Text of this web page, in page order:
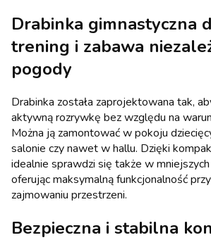
Drabinka gimnastyczna
trening i zabawa
pogody
Drabinka została zaprojektowana tak,
aktywną rozrywkę bez względu na
Można ją zamontować w pokoju
salonie czy nawet w hallu. Dzięki
idealnie sprawdzi się także w mniejszych
oferując maksymalną funkcjonalność
zajmowaniu przestrzeni.
Bezpieczna i stabilna